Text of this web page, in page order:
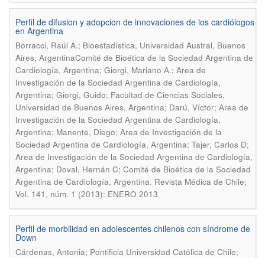
Perfil de difusion y adopcion de innovaciones de los cardiólogos
en Argentina
Borracci, Raúl A.; Bioestadística, Universidad Austral, Buenos
Aires, ArgentinaComité de Bioética de la Sociedad Argentina de
Cardiología, Argentina; Giorgi, Mariano A.; Area de
Investigación de la Sociedad Argentina de Cardiología,
Argentina; Giorgi, Guido; Facultad de Ciencias Sociales,
Universidad de Buenos Aires, Argentina; Darú, Víctor; Area de
Investigación de la Sociedad Argentina de Cardiología,
Argentina; Manente, Diego; Area de Investigación de la
Sociedad Argentina de Cardiología, Argentina; Tajer, Carlos D;
Area de Investigación de la Sociedad Argentina de Cardiología,
Argentina; Doval, Hernán C; Comité de Bioética de la Sociedad
Argentina de Cardiología, Argentina. Revista Médica de Chile;
Vol. 141, núm. 1 (2013): ENERO 2013
Perfil de morbilidad en adolescentes chilenos con síndrome de
Down
Cárdenas, Antonia; Pontificia Universidad Católica de Chile;